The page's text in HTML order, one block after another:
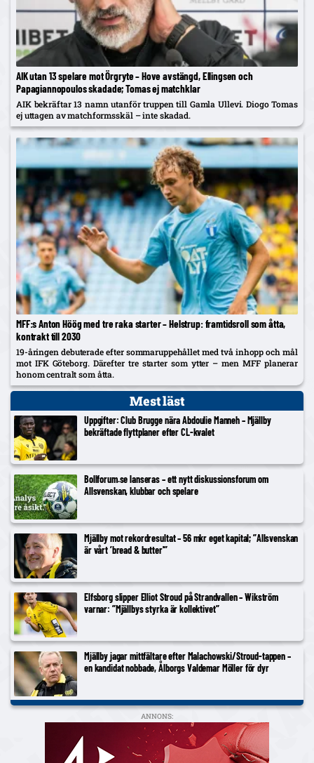
AIK utan 13 spelare mot Örgryte – Hove avstängd, Ellingsen och
Papagiannopoulos skadade; Tomas ej matchklar
AIK bekräftar 13 namn utanför truppen till Gamla Ullevi. Diogo Tomas
ej uttagen av matchformsskäl – inte skadad.
MFF:s Anton Höög med tre raka starter – Helstrup: framtidsroll som åtta,
kontrakt till 2030
19-åringen debuterade efter sommaruppehållet med två inhopp och mål
mot IFK Göteborg. Därefter tre starter som ytter – men MFF planerar
honom centralt som åtta.
Mest läst
Uppgifter: Club Brugge nära Abdoulie Manneh – Mjällby
bekräftade flyttplaner efter CL-kvalet
Bollforum.se lanseras – ett nytt diskussionsforum om
Allsvenskan, klubbar och spelare
Mjällby mot rekordresultat – 56 mkr eget kapital; ”Allsvenskan
är vårt ’bread & butter'”
Elfsborg slipper Elliot Stroud på Strandvallen – Wikström
varnar: ”Mjällbys styrka är kollektivet”
Mjällby jagar mittfältare efter Malachowski/Stroud-tappen –
en kandidat nobbade, Ålborgs Valdemar Möller för dyr
ANNONS: